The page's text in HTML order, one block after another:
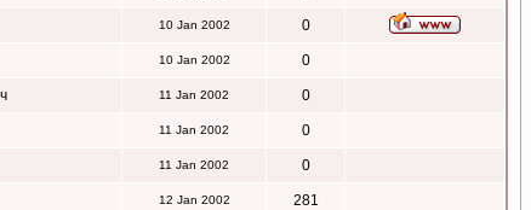
10 Jan 2002 0
10 Jan 2002 0
11 Jan 2002 0
11 Jan 2002 0
11 Jan 2002 0
12 Jan 2002 281